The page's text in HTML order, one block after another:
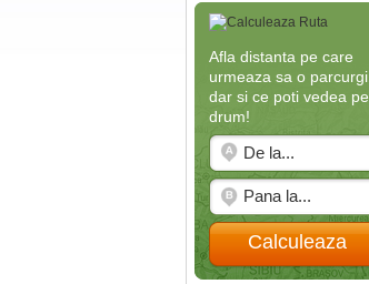
Afla distanta pe care
urmeaza sa o parcurgi,
dar si ce poti vedea pe
drum!
Calculeaza